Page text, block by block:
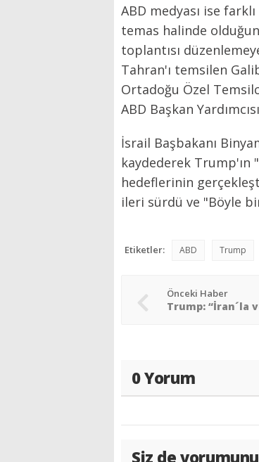
ABD medyası ise
temas halinde
toplantısı
Tahran'ı temsilen
Ortadoğu Özel
ABD Başkan
İsrail Başbakanı
kaydederek Trump'ın
hedeflerinin
ileri sürdü ve "Böyle
Etiketler: ABD Trump
Önceki Haber
0 Yorum
Siz de